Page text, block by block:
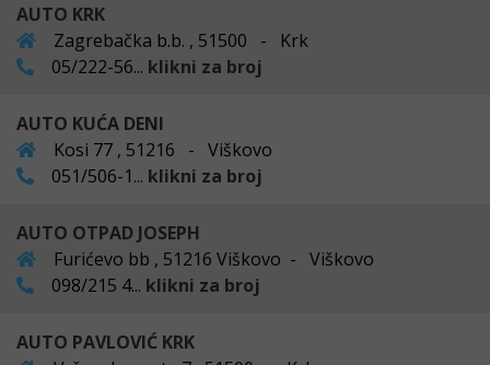
AUTO KRK
Zagrebačka b.b. , 51500 - Krk
05/222-56... klikni za broj
AUTO KUĆA DENI
Kosi 77 , 51216 - Viškovo
051/506-1... klikni za broj
AUTO OTPAD JOSEPH
Furićevo bb , 51216 Viškovo - Viškovo
098/215 4... klikni za broj
AUTO PAVLOVIĆ KRK